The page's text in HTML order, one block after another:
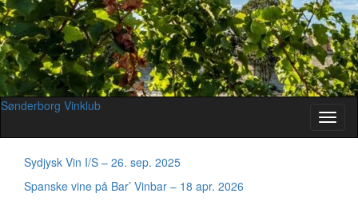
Sønderborg Vinklub
Sydjysk Vin I/S – 26. sep. 2025
Spanske vine på Bar’ Vinbar – 18 apr. 2026